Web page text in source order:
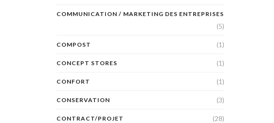
COMMUNICATION / MARKETING DES ENTREPRISES
(5)
COMPOST (1)
CONCEPT STORES (1)
CONFORT (1)
CONSERVATION (3)
CONTRACT/PROJET (28)